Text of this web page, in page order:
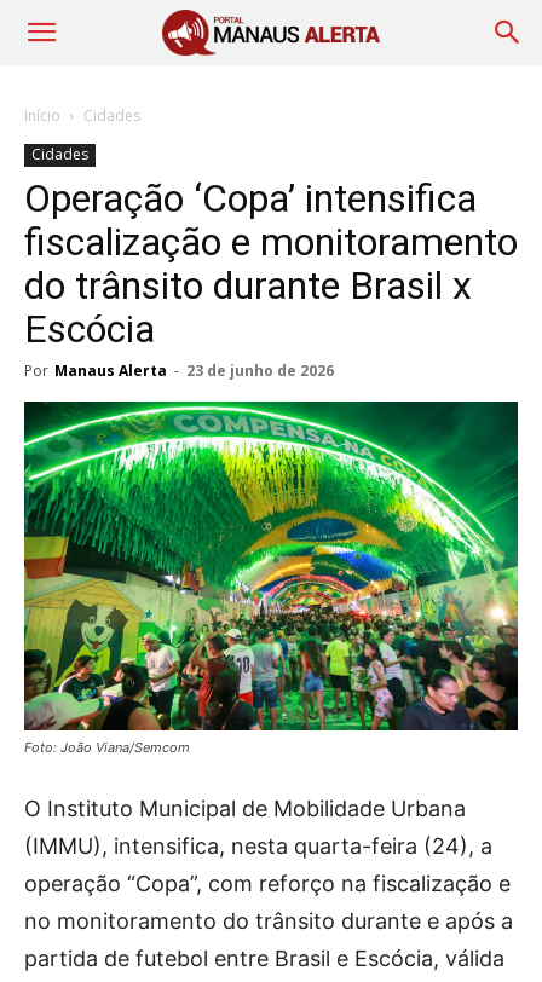
Início
Cidades
Cidades
Operação ‘Copa’ intensifica
fiscalização e monitoramento
do trânsito durante Brasil x
Escócia
Por Manaus Alerta - 23 de junho de 2026
Foto: João Viana/Semcom
O Instituto Municipal de Mobilidade Urbana
(IMMU), intensifica, nesta quarta-feira (24), a
operação “Copa”, com reforço na fiscalização e
no monitoramento do trânsito durante e após a
partida de futebol entre Brasil e Escócia, válida